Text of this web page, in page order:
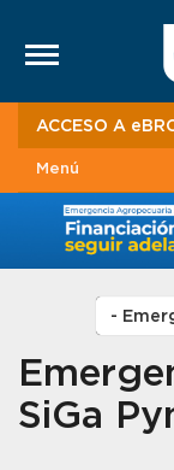
ACCESO A
Menú
SiGa